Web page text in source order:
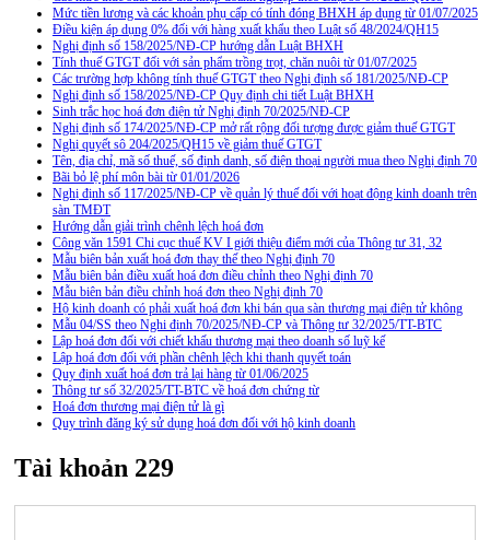
Mức tiền lương và các khoản phụ cấp có tính đóng BHXH áp dụng từ 01/07/2025
Điều kiện áp dụng 0% đối với hàng xuất khẩu theo Luật số 48/2024/QH15
Nghị định số 158/2025/NĐ-CP hướng dẫn Luật BHXH
Tính thuế GTGT đối với sản phẩm trồng trọt, chăn nuôi từ 01/07/2025
Các trường hợp không tính thuế GTGT theo Nghị định số 181/2025/NĐ-CP
Nghị định số 158/2025/NĐ-CP Quy định chi tiết Luật BHXH
Sinh trắc học hoá đơn điện tử Nghị định 70/2025/NĐ-CP
Nghị định số 174/2025/NĐ-CP mở rất rộng đối tượng được giảm thuế GTGT
Nghị quyết sô 204/2025/QH15 về giảm thuế GTGT
Tên, địa chỉ, mã số thuế, số định danh, số điện thoại người mua theo Nghị định 70
Bãi bỏ lệ phí môn bài từ 01/01/2026
Nghị định số 117/2025/NĐ-CP về quản lý thuế đối với hoạt động kinh doanh trên
sàn TMĐT
Hướng dẫn giải trình chênh lệch hoá đơn
Công văn 1591 Chi cục thuế KV I giới thiệu điểm mới của Thông tư 31, 32
Mẫu biên bản xuất hoá đơn thay thế theo Nghị định 70
Mẫu biên bản điều xuất hoá đơn điều chỉnh theo Nghị định 70
Mẫu biên bản điều chỉnh hoá đơn theo Nghị định 70
Hộ kinh doanh có phải xuất hoá đơn khi bán qua sàn thương mại điện tử không
Mẫu 04/SS theo Nghi định 70/2025/NĐ-CP và Thông tư 32/2025/TT-BTC
Lập hoá đơn đối với chiết khấu thương mại theo doanh số luỹ kế
Lập hoá đơn đối với phần chênh lệch khi thanh quyết toán
Quy định xuất hoá đơn trả lại hàng từ 01/06/2025
Thông tư số 32/2025/TT-BTC về hoá đơn chứng từ
Hoá đơn thương mại điện tử là gì
Quy trình đăng ký sử dụng hoá đơn đối với hộ kinh doanh
Tài khoản 229